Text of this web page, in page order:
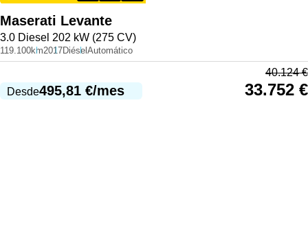
Maserati Levante
3.0 Diesel 202 kW (275 CV)
119.100km2017Diésel Automático
Desde495,81 €/mes
40.124€
33.752 €